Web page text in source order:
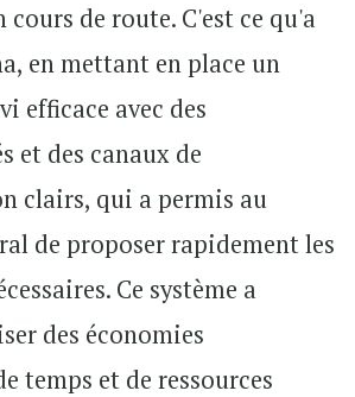
cours de route. C'est ce qu'a
en mettant en place un
efficace avec des
et des canaux de
clairs, qui a permis au
de proposer rapidement les
Ce système a
des économies
temps et de ressources